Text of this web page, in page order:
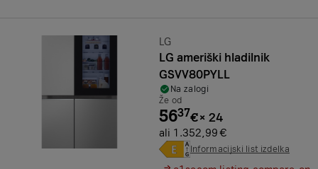
Znamka:
LG
LG ameriški hladilnik
GSVV80PYLL
Na zalogi
Že od
5637€× 24
ali 1.352,99 €
Informacijski list izdelka